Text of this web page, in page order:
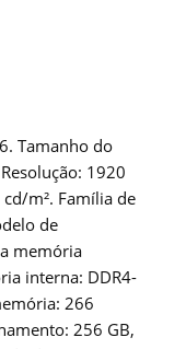
Tamanho do
1920
m². Família de
de
memória
interna: DDR4-
266
256 GB,